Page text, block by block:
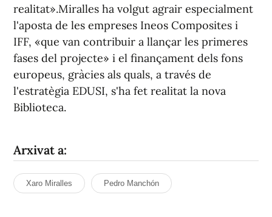
realitat».Miralles ha volgut agrair especialment
l'aposta de les empreses Ineos Composites i
IFF, «que van contribuir a llançar les primeres
fases del projecte» i el finançament dels fons
europeus, gràcies als quals, a través de
l'estratègia EDUSI, s'ha fet realitat la nova
Biblioteca.
Arxivat a:
Xaro Miralles Pedro Manchón